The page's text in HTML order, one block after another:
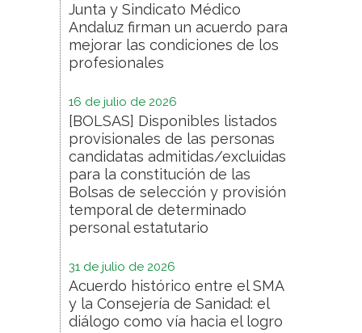
Junta y Sindicato Médico
Andaluz firman un acuerdo para
mejorar las condiciones de los
profesionales
16 de julio de 2026
[BOLSAS] Disponibles listados
provisionales de las personas
candidatas admitidas/excluidas
para la constitución de las
Bolsas de selección y provisión
temporal de determinado
personal estatutario
31 de julio de 2026
Acuerdo histórico entre el SMA
y la Consejería de Sanidad: el
diálogo como vía hacia el logro